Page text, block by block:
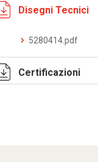
Disegni Tecnici
5280414.pdf
Certificazioni